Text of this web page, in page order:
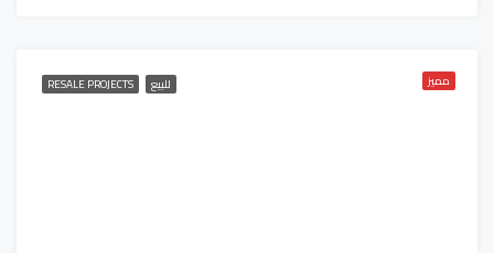
مميز للبيع RESALE PROJECTS